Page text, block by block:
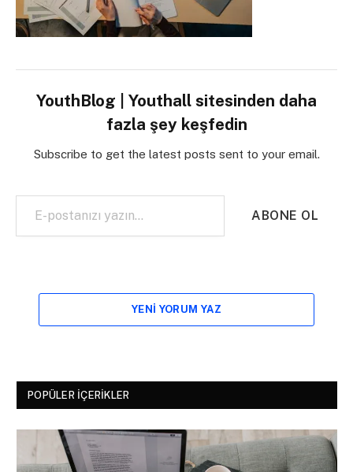
YouthBlog | Youthall sitesinden daha
fazla şey keşfedin
Subscribe to get the latest posts sent to your email.
E-postanızı yazın…
ABONE OL
YENI YORUM YAZ
POPÜLER İÇERIKLER